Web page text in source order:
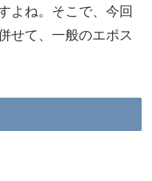
よね。そこで、今回
せて、一般のエポス